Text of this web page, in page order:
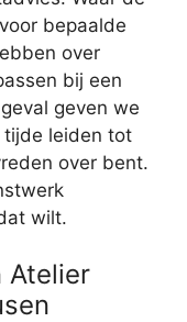
bepaalde
over
bij een
geven we
tijde leiden tot
over bent.
wilt.
Atelier